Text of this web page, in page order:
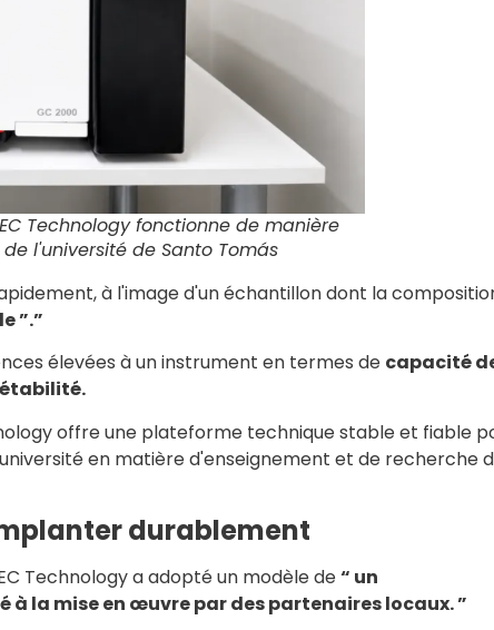
Technology fonctionne de manière
l'université de Santo Tomás
à l'image d'un échantillon dont la
”.”
élevées à un instrument en termes de capacité
offre une plateforme technique stable et fiable
en matière d'enseignement et de recherche
durablement
Technology a adopté un modèle de“ un
la mise en œuvre par des partenaires locaux. ”